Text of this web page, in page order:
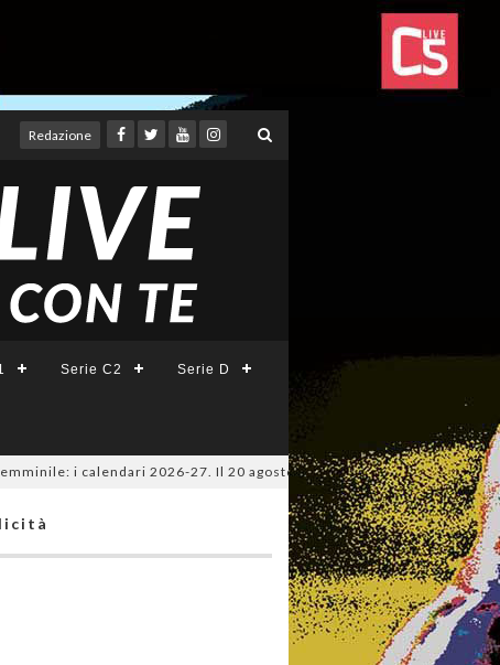
Redazione
Serie C2 Serie D
i calendari 2026-27. Il 20 agosto la presentazione della Serie A KINTO